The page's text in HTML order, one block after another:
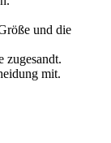
und die
zugesandt.
mit.